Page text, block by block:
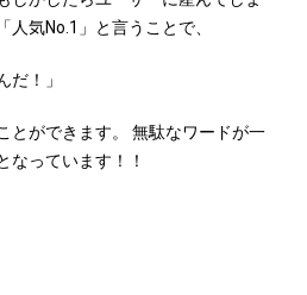
気No.1」と言うことで、
だ！」
とができます。 無駄なワードが一
なっています！！